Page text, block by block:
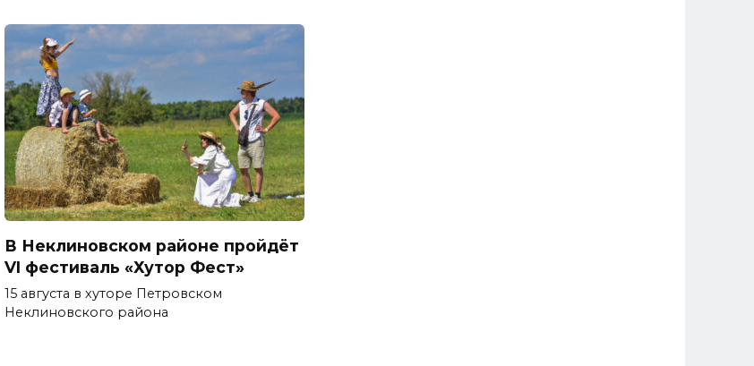
В Неклиновском районе пройдёт
VI фестиваль «Хутор Фест»
15 августа в хуторе Петровском
Неклиновского района